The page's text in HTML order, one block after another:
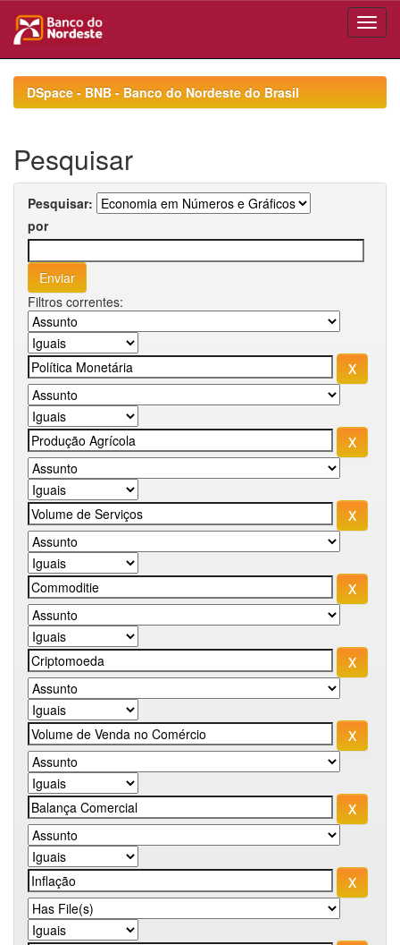
navigationDSpace - BNB - Banco do Nordeste do Brasil
Pesquisar
Pesquisar:
por
Filtros correntes: